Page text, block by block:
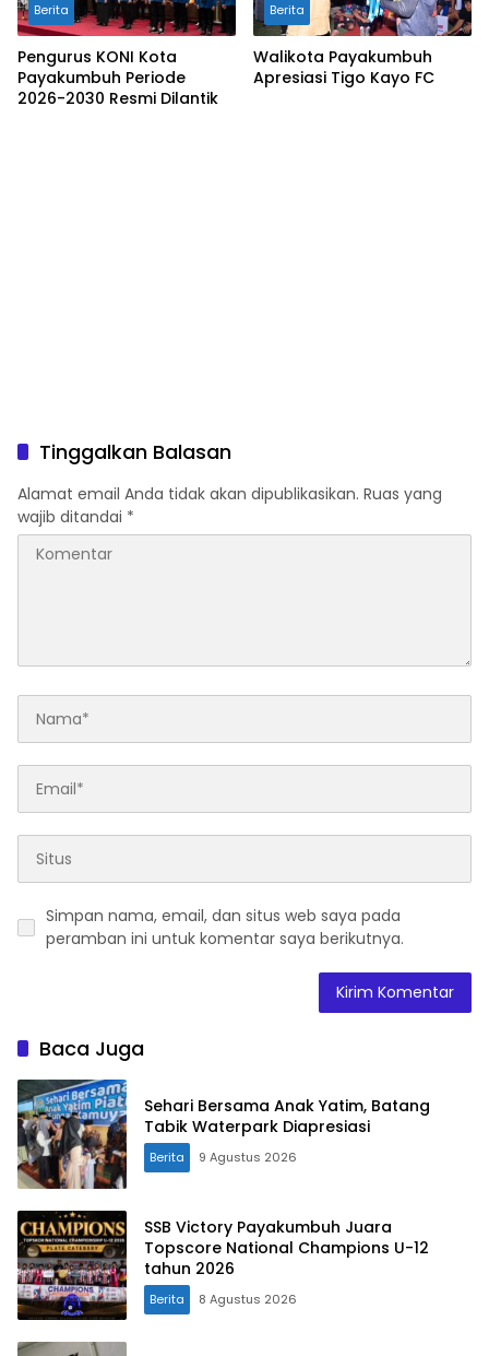
Berita
Pengurus KONI Kota
Payakumbuh Periode
2026-2030 Resmi Dilantik
Berita
Walikota Payakumbuh
Apresiasi Tigo Kayo FC
Tinggalkan Balasan
Alamat email Anda tidak akan dipublikasikan. Ruas yang
wajib ditandai *
Simpan nama, email, dan situs web saya pada
peramban ini untuk komentar saya berikutnya.
Baca Juga
Sehari Bersama Anak Yatim, Batang
Tabik Waterpark Diapresiasi
Berita 9 Agustus 2026
SSB Victory Payakumbuh Juara
Topscore National Champions U-12
tahun 2026
Berita 8 Agustus 2026